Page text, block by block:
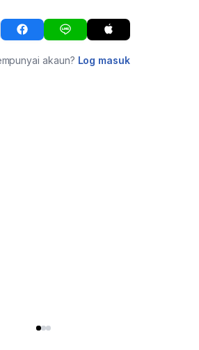
akaun? Log masuk